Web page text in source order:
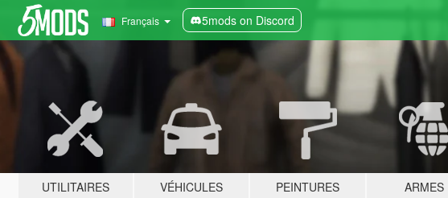
Français 5mods on Discord
UTILITAIRES VÉHICULES PEINTURES ARMES